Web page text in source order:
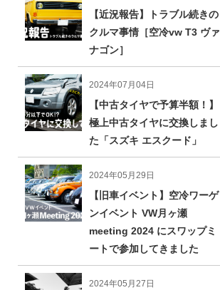
【近況報告】トラブル続きの
クルマ事情［空冷vw T3 ヴァ
ナゴン］
2024年07月04日
【中古タイヤで予算半額！】
極上中古タイヤに交換しまし
た「スズキ エスクード」
2024年05月29日
【旧車イベント】空冷ワーゲ
ンイベント VW月ヶ瀬
meeting 2024 にスワップミ
ートで参加してきました
2024年05月27日